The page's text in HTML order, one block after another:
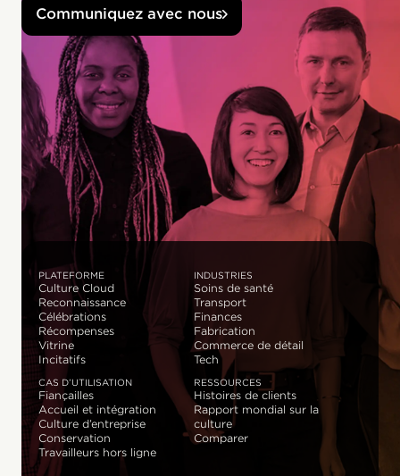
Communiquez avec nous
PLATEFORME
Culture Cloud
Reconnaissance
Célébrations
Récompenses
Vitrine
Incitatifs
INDUSTRIES
Soins de santé
Transport
Finances
Fabrication
Commerce de détail
Tech
CAS D’UTILISATION
Fiançailles
Accueil et intégration
Culture d’entreprise
Conservation
Travailleurs hors ligne
RESSOURCES
Histoires de clients
Rapport mondial sur la
culture
Comparer